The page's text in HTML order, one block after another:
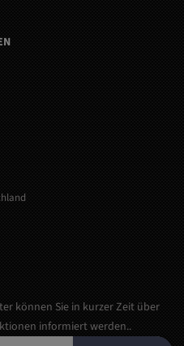
können Sie in kurzer Zeit über
informiert werden..